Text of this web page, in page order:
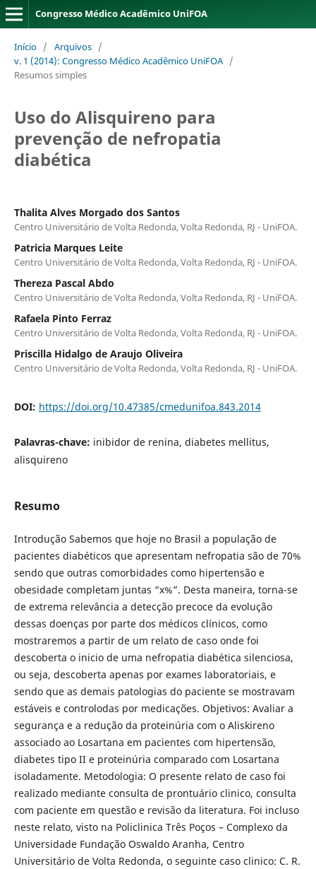
Congresso Médico Acadêmico UniFOA
Início / Arquivos /
v. 1 (2014): Congresso Médico Acadêmico UniFOA /
Resumos simples
Uso do Alisquireno para
prevenção de nefropatia
diabética
Thalita Alves Morgado dos Santos
Centro Universitário de Volta Redonda, Volta Redonda, RJ - UniFOA.
Patricia Marques Leite
Centro Universitário de Volta Redonda, Volta Redonda, RJ - UniFOA.
Thereza Pascal Abdo
Centro Universitário de Volta Redonda, Volta Redonda, RJ - UniFOA.
Rafaela Pinto Ferraz
Centro Universitário de Volta Redonda, Volta Redonda, RJ - UniFOA.
Priscilla Hidalgo de Araujo Oliveira
Centro Universitário de Volta Redonda, Volta Redonda, RJ - UniFOA.
DOI: https://doi.org/10.47385/cmedunifoa.843.2014
Palavras-chave: inibidor de renina, diabetes mellitus,
alisquireno
Resumo
Introdução Sabemos que hoje no Brasil a população de
pacientes diabéticos que apresentam nefropatia são de 70%
sendo que outras comorbidades como hipertensão e
obesidade completam juntas “x%”. Desta maneira, torna-se
de extrema relevância a detecção precoce da evolução
dessas doenças por parte dos médicos clínicos, como
mostraremos a partir de um relato de caso onde foi
descoberta o inicio de uma nefropatia diabética silenciosa,
ou seja, descoberta apenas por exames laboratoriais, e
sendo que as demais patologias do paciente se mostravam
estáveis e controlodas por medicações. Objetivos: Avaliar a
segurança e a redução da proteinúria com o Aliskireno
associado ao Losartana em pacientes com hipertensão,
diabetes tipo II e proteinúria comparado com Losartana
isoladamente. Metodologia: O presente relato de caso foi
realizado mediante consulta de prontuário clinico, consulta
com paciente em questão e revisão da literatura. Foi incluso
neste relato, visto na Policlinica Três Poços – Complexo da
Universidade Fundação Oswaldo Aranha, Centro
Universitário de Volta Redonda, o seguinte caso clinico: C. R.